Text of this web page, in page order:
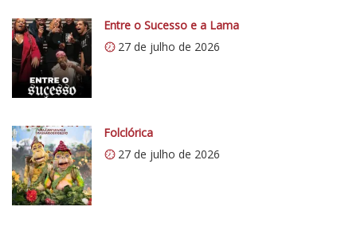
5
1
0
.
w
p
.
o
m
/
v
e
Entre o Sucesso e a Lama
27 de julho de 2026
Folclórica
27 de julho de 2026